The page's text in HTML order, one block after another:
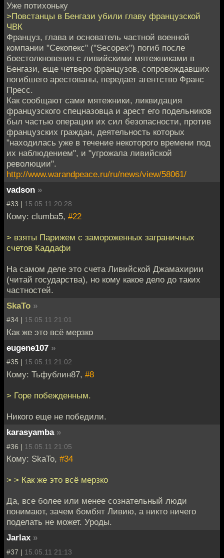
Уже потихоньку
>Повстанцы в Бенгази убили главу французской
ЧВК
Француз, глава и основатель частной военной
компании "Секопекс" ("Secopex") погиб после
боестолкновения с ливийскими мятежниками в
Бенгази, еще четверо французов, сопровождавших
погибшего арестованы, передает агентство Франс
Пресс.
Как сообщают сами мятежники, ликвидация
французского спецназовца и арест его подельников
был частью операции их сил безопасности, против
французских граждан, деятельность которых
"находилась уже в течение некоторого времени под
их наблюдением", и "угрожала ливийской
революции".
http://www.warandpeace.ru/ru/news/view/58061/
vadson »
#33 | 15.05.11 20:28
Кому: clumba5, #22
> взяты Парижем с замороженных заграничных
счетов Каддафи
На самом деле это счета Ливийской Джамахирии
(читай государства), но кому какое дело до таких
частностей.
SkaTo »
#34 | 15.05.11 21:01
Как же это всё мерзко
eugene107 »
#35 | 15.05.11 21:02
Кому: Тьфублин87, #8
> Горе побежденным.
Никого еще не победили.
karasyamba »
#36 | 15.05.11 21:05
Кому: SkaTo, #34
> > Как же это всё мерзко
Да, все более или менее сознательный люди
понимают, зачем бомбят Ливию, а никто ничего
поделать не может. Уроды.
Jarlax »
#37 | 15.05.11 21:13